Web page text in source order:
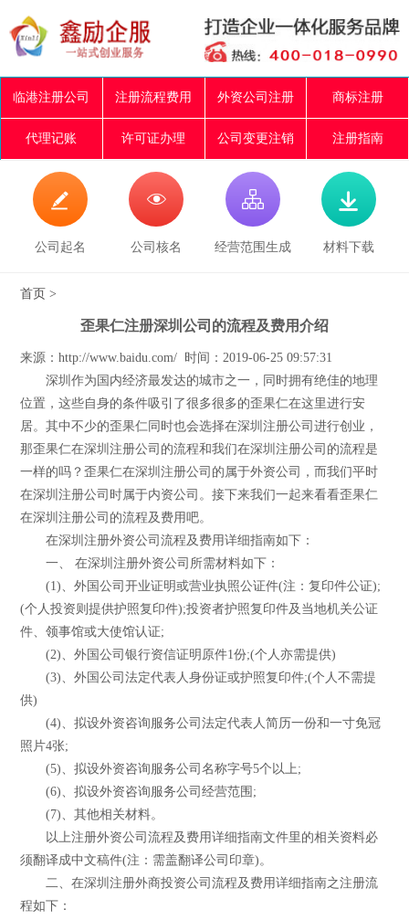
临港注册公司 注册流程费用 外资公司注册 商标注册
代理记账 许可证办理 公司变更注销 注册指南

公司起名

公司核名

经营范围生成

材料下载
首页 >
歪果仁注册深圳公司的流程及费用介绍
来源：http://www.baidu.com/ 时间：2019-06-25 09:57:31
深圳作为国内经济最发达的城市之一，同时拥有绝佳的地理
位置，这些自身的条件吸引了很多很多的歪果仁在这里进行安
居。其中不少的歪果仁同时也会选择在深圳注册公司进行创业，
那歪果仁在深圳注册公司的流程和我们在深圳注册公司的流程是
一样的吗？歪果仁在深圳注册公司的属于外资公司，而我们平时
在深圳注册公司时属于内资公司。接下来我们一起来看看歪果仁
在深圳注册公司的流程及费用吧。
在深圳注册外资公司流程及费用详细指南如下：
一、 在深圳注册外资公司所需材料如下：
(1)、外国公司开业证明或营业执照公证件(注：复印件公证);
(个人投资则提供护照复印件);投资者护照复印件及当地机关公证
件、领事馆或大使馆认证;
(2)、外国公司银行资信证明原件1份;(个人亦需提供)
(3)、外国公司法定代表人身份证或护照复印件;(个人不需提
供)
(4)、拟设外资咨询服务公司法定代表人简历一份和一寸免冠
照片4张;
(5)、拟设外资咨询服务公司名称字号5个以上;
(6)、拟设外资咨询服务公司经营范围;
(7)、其他相关材料。
以上注册外资公司流程及费用详细指南文件里的相关资料必
须翻译成中文稿件(注：需盖翻译公司印章)。
二、在深圳注册外商投资公司流程及费用详细指南之注册流
程如下：